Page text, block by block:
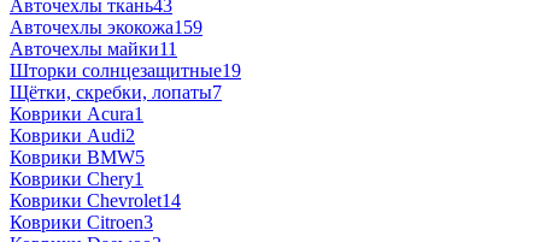
Авточехлы ткань43
Авточехлы экокожа159
Авточехлы майки11
Шторки солнцезащитные19
Щётки, скребки, лопаты7
Коврики Acura1
Коврики Audi2
Коврики BMW5
Коврики Chery1
Коврики Chevrolet14
Коврики Citroen3